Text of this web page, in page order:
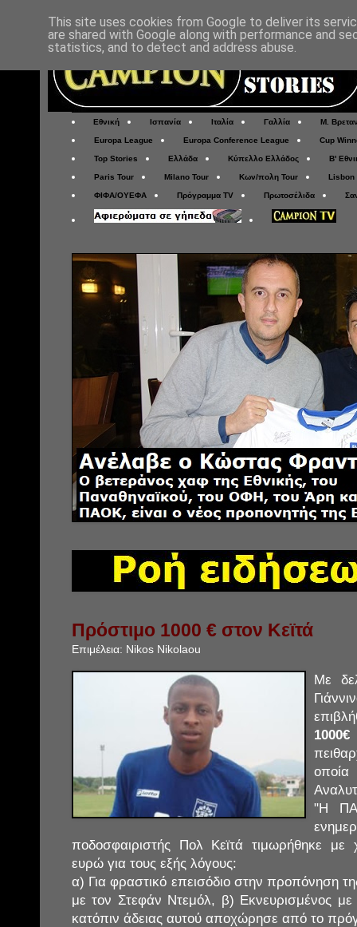
Εθνική Ισπανία Ιταλία Γαλλία Μ.
Europa League Europa Conference League Cup
Top Stories Ελλάδα Κύπελλο Ελλάδος Β'
Paris Tour Milano Tour Κων/πολη Tour Lisbon
ΦΙΦΑ/ΟΥΕΦΑ Πρόγραμμα TV Πρωτοσέλιδα
Πρόστιμο 1000 € στον Κεϊτά
Επιμέλεια: Nikos Nikolaou
Με
1000€
"Η
ποδοσφαιριστής Πολ Κεϊτά τιμωρήθηκε με
ευρώ για τους εξής λόγους:
α) Για φραστικό επεισόδιο στην προπόνηση
με τον Στεφάν Ντεμόλ, β) Εκνευρισμένος
κατόπιν άδειας αυτού αποχώρησε από το
This site uses cookies from Google to deliver its
are shared with Google along with performance and
statistics, and to detect and address abuse.